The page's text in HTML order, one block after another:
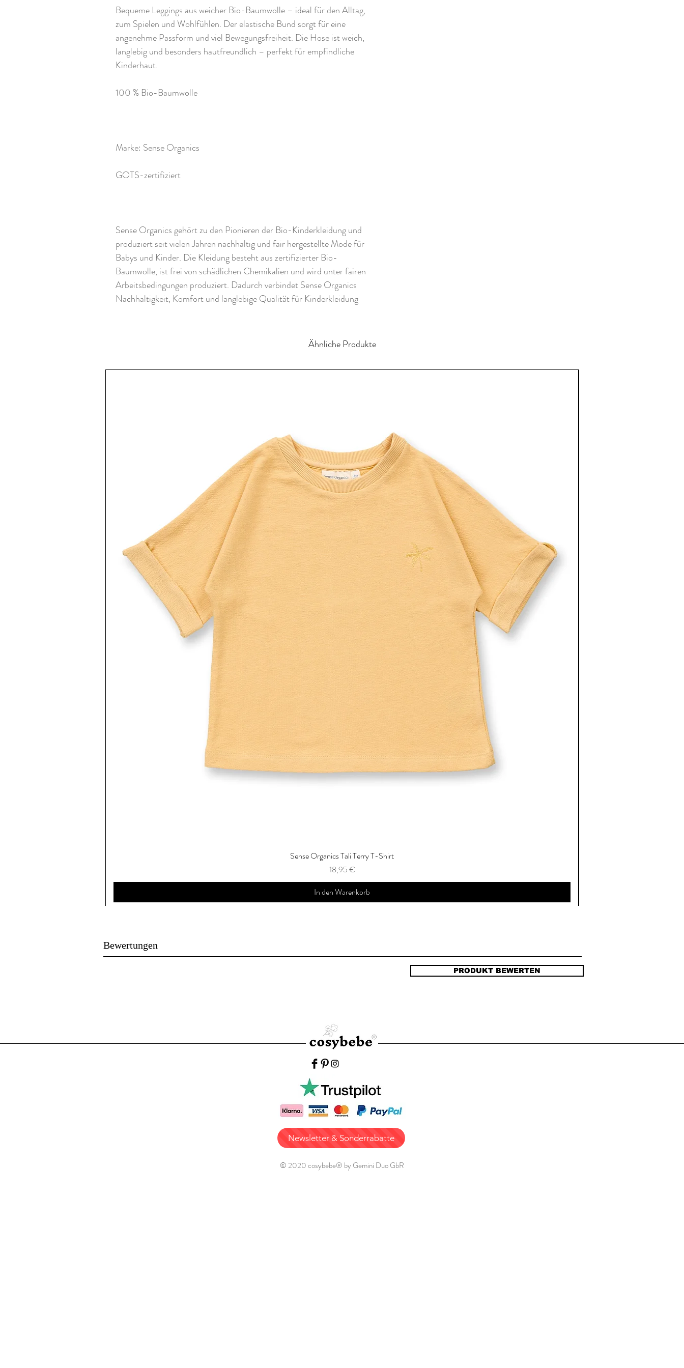
Bequeme Leggings aus weicher Bio-Baumwolle – ideal für den Alltag,
zum Spielen und Wohlfühlen. Der elastische Bund sorgt für eine
angenehme Passform und viel Bewegungsfreiheit. Die Hose ist weich,
langlebig und besonders hautfreundlich – perfekt für empfindliche
Kinderhaut.
100 % Bio-Baumwolle
Marke: Sense Organics
GOTS-zertifiziert
Sense Organics gehört zu den Pionieren der Bio-Kinderkleidung und
produziert seit vielen Jahren nachhaltig und fair hergestellte Mode für
Babys und Kinder. Die Kleidung besteht aus zertifizierter Bio-
Baumwolle, ist frei von schädlichen Chemikalien und wird unter fairen
Arbeitsbedingungen produziert. Dadurch verbindet Sense Organics
Nachhaltigkeit, Komfort und langlebige Qualität für Kinderkleidung
Ähnliche Produkte
Sense Organics Tali Terry T-Shirt
Preis
18,95 €
In den Warenkorb
Bewertungen
PRODUKT BEWERTEN
Newsletter & Sonderrabatte
© 2020 cosybebe® by Gemini Duo GbR